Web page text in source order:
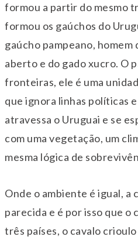
formou a partir do mesmo
formou os gaúchos do
gaúcho pampeano, homem
aberto e do gado xucro. O
fronteiras, ele é uma
que ignora linhas políticas
atravessa o Uruguai e se
com uma vegetação, um
mesma lógica de
Onde o ambiente é igual, a
parecida e é por isso que o
três países, o cavalo